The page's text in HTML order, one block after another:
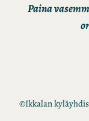
Paina
©Ikkalan